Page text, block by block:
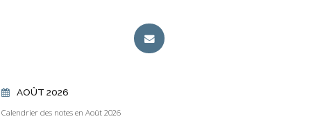
AOÛT 2026
Calendrier des notes en Août 2026